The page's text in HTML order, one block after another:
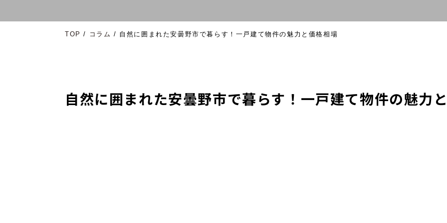
TOP / コラム / 自然に囲まれた安曇野市で暮らす！一戸建て物件の魅力と価格相場
自然に囲まれた安曇野市で暮らす！一戸建て物件の魅力